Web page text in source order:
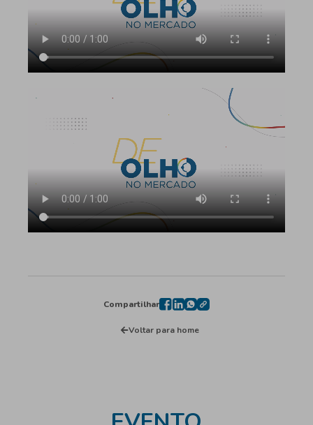
Compartilhar
Voltar para home